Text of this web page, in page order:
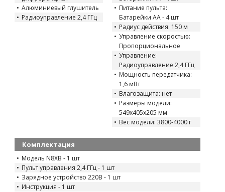
Алюминиевый глушитель
Радиоуправление 2,4 ГГц
Питание пульта:
Батарейки AA - 4 шт
Радиус действия: 150 м
Управление скоростью:
Пропорциональное
Управление:
Радиоуправление 2,4 ГГц
Мощность передатчика:
1,6 мВт
Влагозащита: нет
Размеры модели:
549x405x205 мм
Вес модели: 3800-4000 г
Комплектация
Модель N8XB - 1 шт
Пульт управления 2,4 ГГц - 1 шт
Зарядное устройство 220В - 1 шт
Инструкция - 1 шт